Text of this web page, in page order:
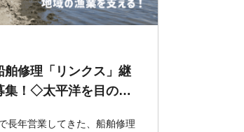
舶修理「リンクス」継
集！◇太平洋を目の前
長年営業してきた、船舶修理